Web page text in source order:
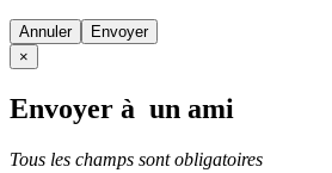
Annuler
×
Envoyer à un ami
Tous les champs sont obligatoires